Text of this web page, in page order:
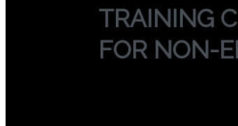
TRAINING
FOR NON-